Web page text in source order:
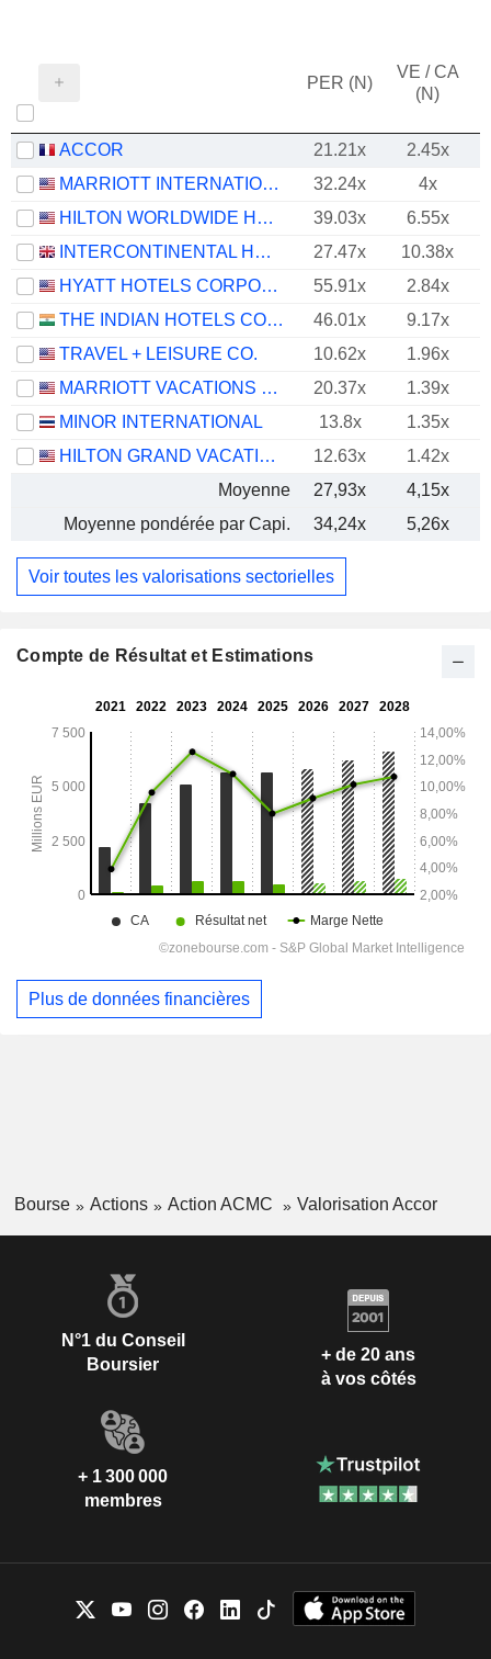
PER (N)
VE / CA
(N)
ACCOR 21.21x 2.45x
MARRIOTT INTERNATIONAL, INC.
32.24x 4x
HILTON WORLDWIDE HOLDINGS INC.
39.03x 6.55x
INTERCONTINENTAL HOTELS GROUP PLC
27.47x 10.38x
HYATT HOTELS CORPORATION
55.91x 2.84x
THE INDIAN HOTELS COMPANY LIMITED
46.01x 9.17x
TRAVEL + LEISURE CO.
10.62x
1.96x
MARRIOTT VACATIONS WORLDWIDE CORPORATION
20.37x
1.39x
MINOR INTERNATIONAL
13.8x
1.35x
HILTON GRAND VACATIONS INC.
12.63x
1.42x
Moyenne
27,93x 4,15x
Moyenne pondérée par Capi.
34,24x 5,26x
Voir toutes les valorisations sectorielles
Compte de Résultat et Estimations
Plus de données financières
Bourse Actions Action ACMC Valorisation Accor
N°1 du Conseil
Boursier
+ de 20 ans
à vos côtés
+ 1 300 000
membres